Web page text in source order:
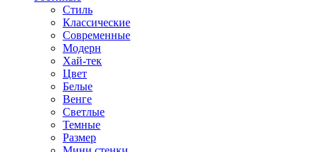
Стиль
Классические
Современные
Модерн
Хай-тек
Цвет
Белые
Венге
Светлые
Темные
Размер